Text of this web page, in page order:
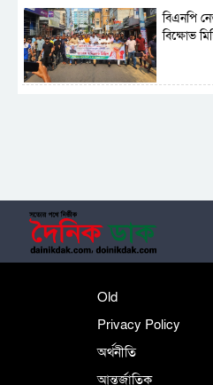
বিএনপি
বিক্ষোভ
Old
Privacy Policy
অর্থনীতি
আন্তর্জাতিক